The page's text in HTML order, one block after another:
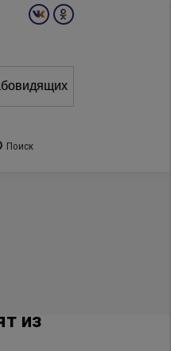
Вконтакте
opens
in
new
Одноклассники
opens
in
new
Поиск
из